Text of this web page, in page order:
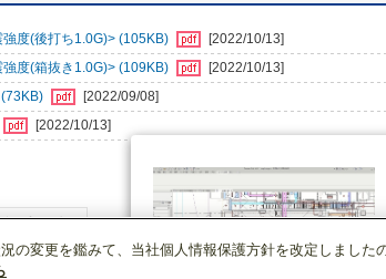
度(後打ち1.0G)> (105KB)
[2022/10/13]
度(箱抜き1.0G)> (109KB)
[2022/10/13]
[2022/09/08]
[2022/10/13]
の変更を鑑みて、当社個人情報保護方針を改定しました